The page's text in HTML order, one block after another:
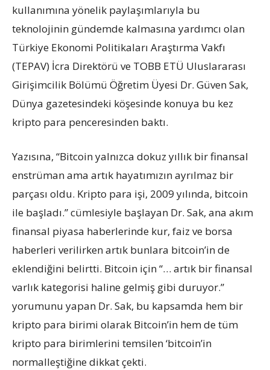
kullanımına yönelik paylaşımlarıyla bu
teknolojinin gündemde kalmasına yardımcı olan
Türkiye Ekonomi Politikaları Araştırma Vakfı
(TEPAV) İcra Direktörü ve TOBB ETÜ Uluslararası
Girişimcilik Bölümü Öğretim Üyesi Dr. Güven Sak,
Dünya gazetesindeki köşesinde konuya bu kez
kripto para penceresinden baktı.
Yazısına, “Bitcoin yalnızca dokuz yıllık bir finansal
enstrüman ama artık hayatımızın ayrılmaz bir
parçası oldu. Kripto para işi, 2009 yılında, bitcoin
ile başladı.” cümlesiyle başlayan Dr. Sak, ana akım
finansal piyasa haberlerinde kur, faiz ve borsa
haberleri verilirken artık bunlara bitcoin’in de
eklendiğini belirtti. Bitcoin için “… artık bir finansal
varlık kategorisi haline gelmiş gibi duruyor.”
yorumunu yapan Dr. Sak, bu kapsamda hem bir
kripto para birimi olarak Bitcoin’in hem de tüm
kripto para birimlerini temsilen ‘bitcoin’in
normalleştiğine dikkat çekti.